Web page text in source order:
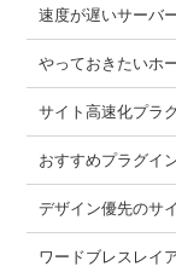
速度が遅いサーバ
やっておきたいホ
サイト高速化プラ
おすすめプラグイ
デザイン優先のサ
ワードブレスレイ